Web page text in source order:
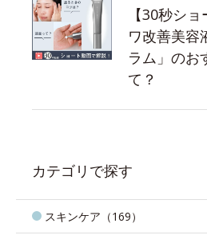
【30秒シ
ワ改善美容
ラム」のお
て？
カテゴリで探す
スキンケア（169）